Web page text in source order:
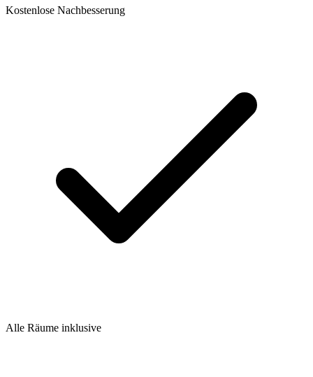
Kostenlose Nachbesserung
Alle Räume inklusive